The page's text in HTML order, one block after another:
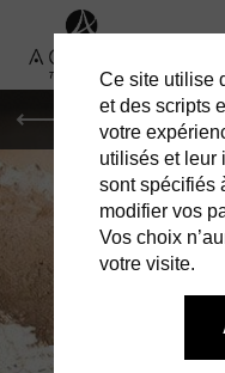
MONACO
YUME
Ce site utilise
et des scripts
votre
utilisés et leur
sont spécifiés
modifier vos
Vos choix
votre visite.